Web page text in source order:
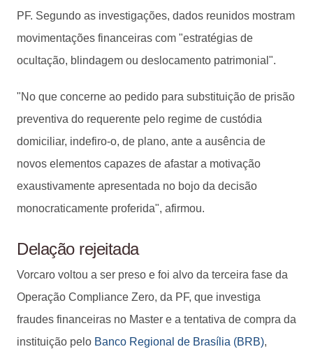
PF. Segundo as investigações, dados reunidos mostram
movimentações financeiras com "estratégias de
ocultação, blindagem ou deslocamento patrimonial".
"No que concerne ao pedido para substituição de prisão
preventiva do requerente pelo regime de custódia
domiciliar, indefiro-o, de plano, ante a ausência de
novos elementos capazes de afastar a motivação
exaustivamente apresentada no bojo da decisão
monocraticamente proferida", afirmou.
Delação rejeitada
Vorcaro voltou a ser preso e foi alvo da terceira fase da
Operação Compliance Zero, da PF, que investiga
fraudes financeiras no Master e a tentativa de compra da
instituição pelo Banco Regional de Brasília (BRB),